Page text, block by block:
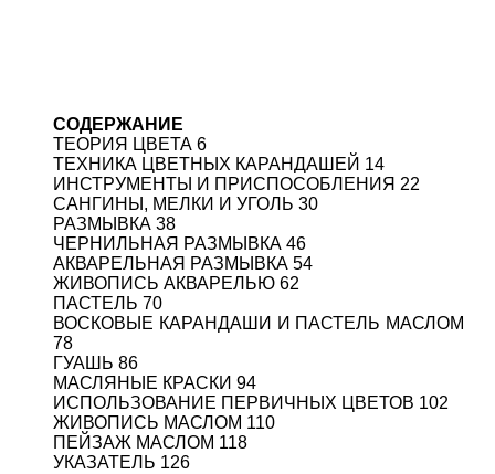
СОДЕРЖАНИЕ
ТЕОРИЯ ЦВЕТА 6
ТЕХНИКА ЦВЕТНЫХ КАРАНДАШЕЙ 14
ИНСТРУМЕНТЫ И ПРИСПОСОБЛЕНИЯ 22
САНГИНЫ, МЕЛКИ И УГОЛЬ 30
РАЗМЫВКА 38
ЧЕРНИЛЬНАЯ РАЗМЫВКА 46
АКВАРЕЛЬНАЯ РАЗМЫВКА 54
ЖИВОПИСЬ АКВАРЕЛЬЮ 62
ПАСТЕЛЬ 70
ВОСКОВЫЕ КАРАНДАШИ И ПАСТЕЛЬ МАСЛОМ
78
ГУАШЬ 86
МАСЛЯНЫЕ КРАСКИ 94
ИСПОЛЬЗОВАНИЕ ПЕРВИЧНЫХ ЦВЕТОВ 102
ЖИВОПИСЬ МАСЛОМ 110
ПЕЙЗАЖ МАСЛОМ 118
УКАЗАТЕЛЬ 126